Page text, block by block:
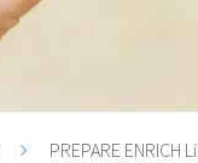
PREPARE